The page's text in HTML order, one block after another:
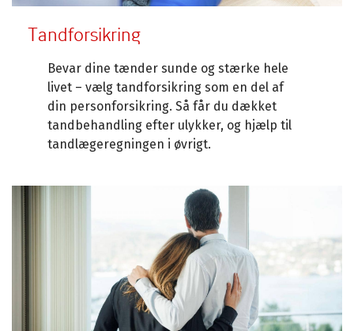
Tandforsikring
Bevar dine tænder sunde og stærke hele
livet – vælg tandforsikring som en del af
din personforsikring. Så får du dækket
tandbehandling efter ulykker, og hjælp til
tandlægeregningen i øvrigt.